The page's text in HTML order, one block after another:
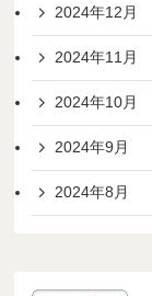
2024年12月
2024年11月
2024年10月
2024年9月
2024年8月